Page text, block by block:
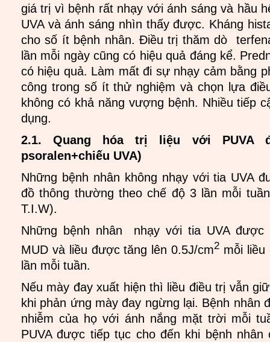
giá trị vì bệnh rất nhạy với ánh sáng và hầu
UVA và ánh sáng nhìn thấy được. Kháng
cho số ít bệnh nhân. Điều trị thăm dò
lần mỗi ngày cũng có hiệu quả đáng kể.
có hiệu quả. Làm mất đi sự nhạy cảm bằng
công trong số ít thử nghiệm và chọn lựa
không có khả năng vượng bệnh. Nhiều tiếp
dụng.
2.1. Quang hóa trị liệu với PUVA
psoralen+chiếu UVA)
Những bệnh nhân không nhạy với tia UVA
đồ thông thường theo chế độ 3 lần mỗi
T.I.W).
Những bệnh nhân nhạy với tia UVA được
MUD và liều được tăng lên 0.5J/cm2 mỗi liều
lần mỗi tuần.
Nếu mày đay xuất hiện thì liều điều trị vẫn
khi phản ứng mày đay ngừng lại. Bệnh nhân
nhiễm của họ với ánh nắng mặt trời mỗi
PUVA được tiếp tục cho đến khi bệnh